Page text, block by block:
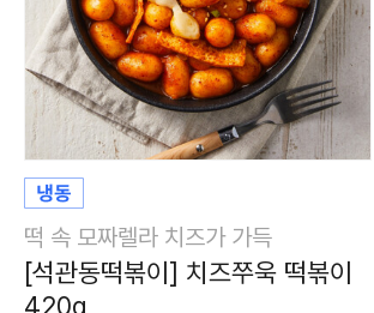
떡 속 모짜렐라 치즈가 가득
[석관동떡볶이] 치즈쭈욱 떡볶이
420g